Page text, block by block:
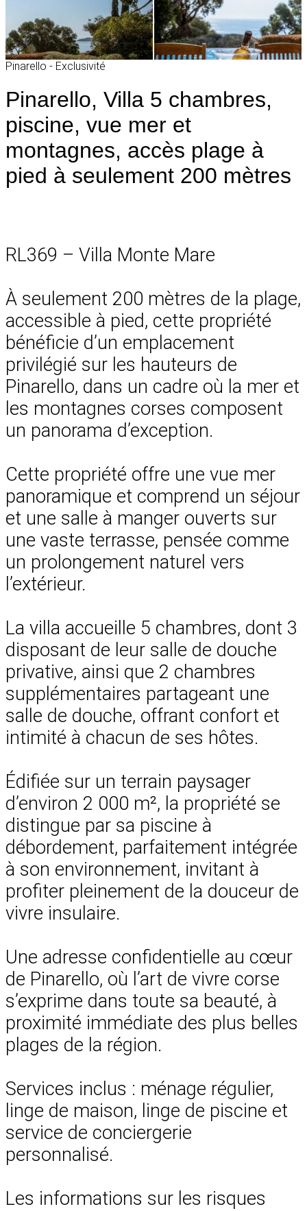
Pinarello - Exclusivité
Pinarello, Villa 5 chambres,
piscine, vue mer et
montagnes, accès plage à
pied à seulement 200 mètres
RL369 – Villa Monte Mare
À seulement 200 mètres de la plage,
accessible à pied, cette propriété
bénéficie d’un emplacement
privilégié sur les hauteurs de
Pinarello, dans un cadre où la mer et
les montagnes corses composent
un panorama d’exception.
Cette propriété offre une vue mer
panoramique et comprend un séjour
et une salle à manger ouverts sur
une vaste terrasse, pensée comme
un prolongement naturel vers
l’extérieur.
La villa accueille 5 chambres, dont 3
disposant de leur salle de douche
privative, ainsi que 2 chambres
supplémentaires partageant une
salle de douche, offrant confort et
intimité à chacun de ses hôtes.
Édifiée sur un terrain paysager
d’environ 2 000 m², la propriété se
distingue par sa piscine à
débordement, parfaitement intégrée
à son environnement, invitant à
profiter pleinement de la douceur de
vivre insulaire.
Une adresse confidentielle au cœur
de Pinarello, où l’art de vivre corse
s’exprime dans toute sa beauté, à
proximité immédiate des plus belles
plages de la région.
Services inclus : ménage régulier,
linge de maison, linge de piscine et
service de conciergerie
personnalisé.
Les informations sur les risques